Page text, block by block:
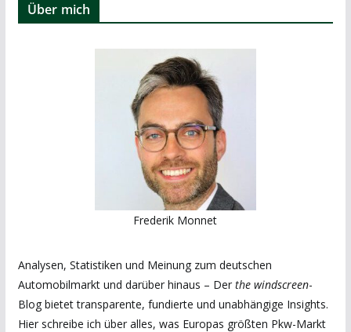
Über mich
Frederik Monnet
Analysen, Statistiken und Meinung zum deutschen
Automobilmarkt und darüber hinaus – Der the windscreen-
Blog bietet transparente, fundierte und unabhängige Insights.
Hier schreibe ich über alles, was Europas größten Pkw-Markt